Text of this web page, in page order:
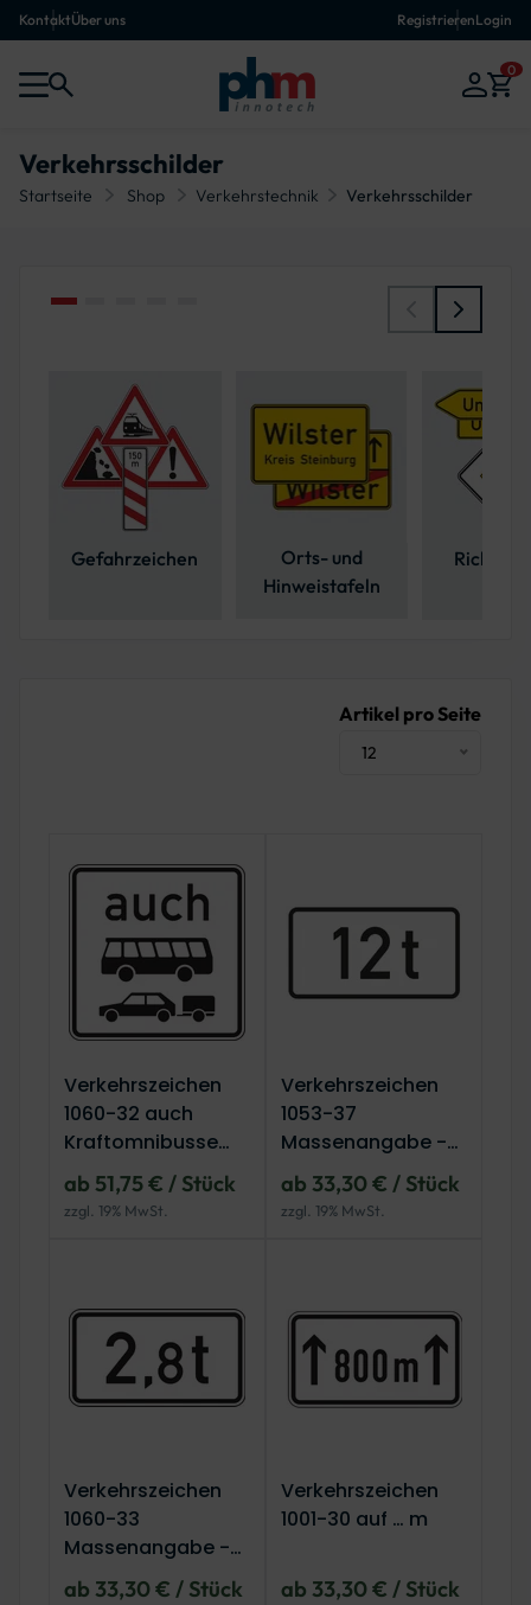
KontaktÜber uns RegistrierenLogin
0
Verkehrsschilder
Startseite Shop Verkehrstechnik Verkehrsschilder
Gefahrzeichen
Orts- und
Hinweistafeln
Artikel pro Seite
12
Verkehrszeichen
1060-32 auch
Kraftomnibusse
und Pkw mit
Anhängern
ab 51,75 € / Stück
zzgl. 19% MwSt.
Verkehrszeichen
1053-37
Massenangabe -
12 t
ab 33,30 € / Stück
zzgl. 19% MwSt.
Verkehrszeichen
1060-33
Massenangabe -
2,8 t
ab 33,30 € / Stück
Verkehrszeichen
1001-30 auf … m
ab 33,30 € / Stück